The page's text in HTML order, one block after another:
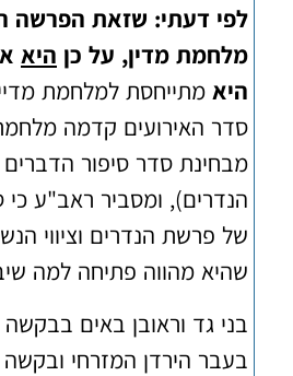
לפי דעתי: שזאת הפרשה
מלחמת מדין, על כן היא
היא מתייחסת למלחמת
סדר האירועים קדמה
מבחינת סדר סיפור
הנדרים), ומסביר ראב"ע
של פרשת הנדרים וציווי
שהיא מהווה פתיחה למה
בני גד וראובן באים
בעבר הירדן המזרחי ובקשה